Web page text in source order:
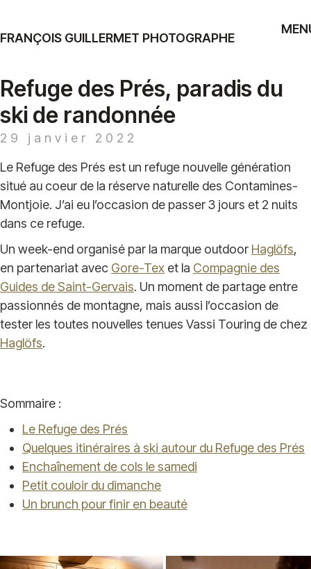
FRANÇOIS GUILLERMET PHOTOGRAPHE
Refuge des Prés, paradis du
ski de randonnée
29 janvier 2022
Le Refuge des Prés est un refuge nouvelle génération
situé au coeur de la réserve naturelle des Contamines-
Montjoie. J’ai eu l’occasion de passer 3 jours et 2 nuits
dans ce refuge.
Un week-end organisé par la marque outdoor Haglöfs,
en partenariat avec Gore-Tex et la Compagnie des
Guides de Saint-Gervais. Un moment de partage entre
passionnés de montagne, mais aussi l’occasion de
tester les toutes nouvelles tenues Vassi Touring de chez
Haglöfs.
Sommaire :
Le Refuge des Prés
Quelques itinéraires à ski autour du Refuge des Prés
Enchaînement de cols le samedi
Petit couloir du dimanche
Un brunch pour finir en beauté